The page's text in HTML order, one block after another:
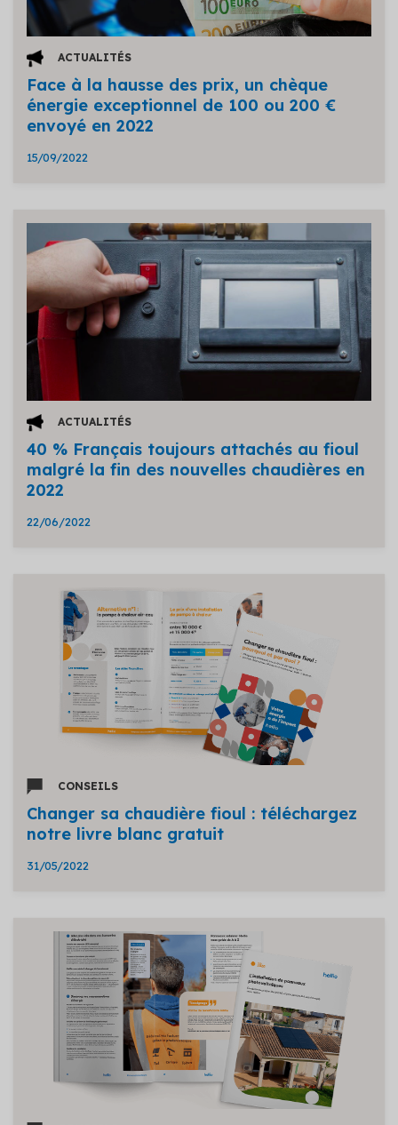
ACTUALITÉS
Face à la hausse des prix, un chèque
énergie exceptionnel de 100 ou 200 €
envoyé en 2022
15/09/2022
ACTUALITÉS
40 % Français toujours attachés au fioul
malgré la fin des nouvelles chaudières en
2022
22/06/2022
CONSEILS
Changer sa chaudière fioul : téléchargez
notre livre blanc gratuit
31/05/2022